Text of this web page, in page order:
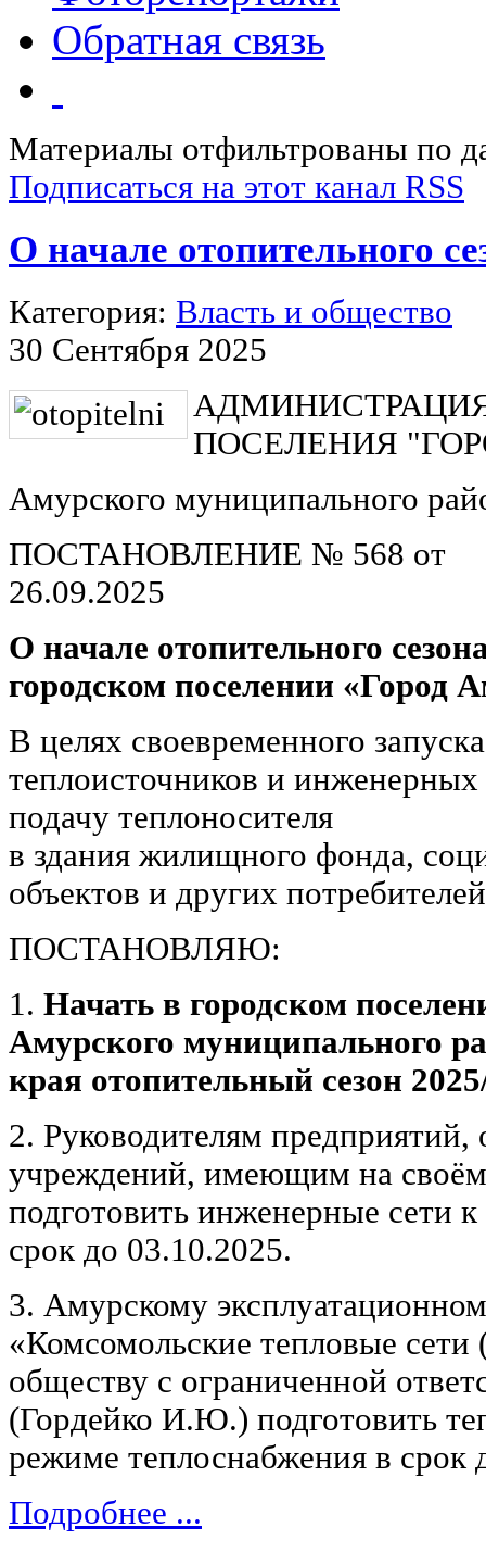
Обратная связь
Материалы отфильтрованы по
Подписаться на этот канал RSS
О начале отопительного
Категория: Власть и общество
30 Сентября 2025
ПОСЕЛЕНИЯ
Амурского муниципального
ПОСТАНОВЛЕНИЕ № 568 от
О начале отопительного
городском поселении «Город
В целях своевременного
теплоисточников и
подачу теплоносителя
в здания жилищного фонда,
объектов и других
ПОСТАНОВЛЯЮ:
1. Начать в городском
Амурского муниципального
края отопительный сезон
2. Руководителям предприятий,
учреждений, имеющим на своём
подготовить инженерные сети
срок до 03.10.2025.
3. Амурскому
«Комсомольские тепловые
обществу с ограниченной
(Гордейко И.Ю.) подготовить
режиме теплоснабжения в срок
Подробнее ...